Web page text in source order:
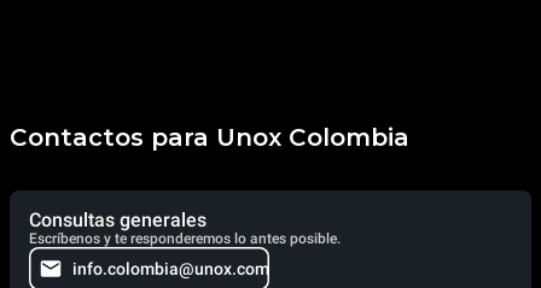
Contactos para Unox Colombia
Consultas generales
Escríbenos y te responderemos lo antes posible.
info.colombia@unox.com